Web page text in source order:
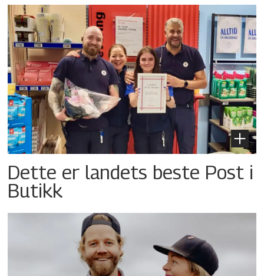
Dette er landets beste Post i
Butikk